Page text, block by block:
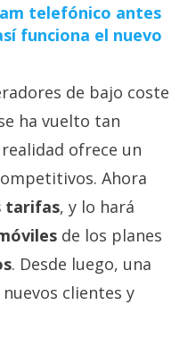
telefónico antes
funciona el nuevo
de bajo coste
ha vuelto tan
ofrece un
Ahora
tarifas, y lo hará
de los planes
. Desde luego, una
clientes y